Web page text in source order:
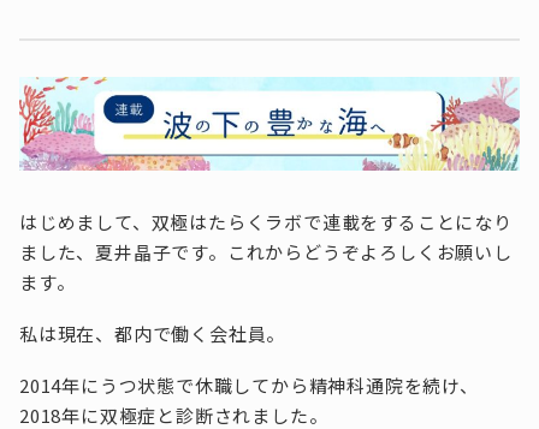
はじめまして、双極はたらくラボで連載をすることになり
ました、夏井晶子です。これからどうぞよろしくお願いし
ます。
私は現在、都内で働く会社員。
2014年にうつ状態で休職してから精神科通院を続け、
2018年に双極症と診断されました。